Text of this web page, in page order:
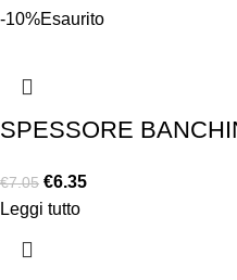
-10%Esaurito
SPESSORE
€7.05 €6.35
Leggi tutto